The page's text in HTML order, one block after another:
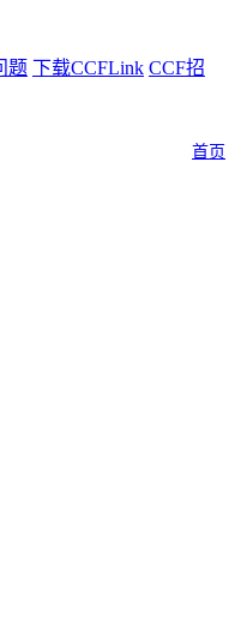
题 下载CCFLink CCF招
首页